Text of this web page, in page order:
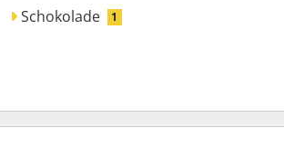
Schokolade 1